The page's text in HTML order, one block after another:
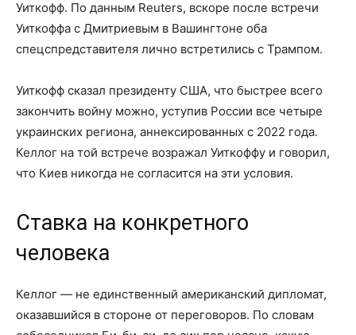
Уиткофф. По данным Reuters, вскоре после встречи
Уиткоффа с Дмитриевым в Вашингтоне оба
спецспредставителя лично встретились с Трампом.
Уиткофф сказал президенту США, что быстрее всего
закончить войну можно, уступив России все четыре
украинских региона, аннексированных с 2022 года.
Келлог на той встрече возражал Уиткоффу и говорил,
что Киев никогда не согласится на эти условия.
Ставка на конкретного
человека
Келлог — не единственный американский дипломат,
оказавшийся в стороне от переговоров. По словам